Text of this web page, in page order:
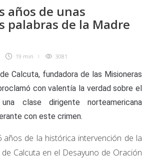
años de unas
palabras de la Madre
19 min 3081
Calcuta, fundadora de las Misioneras
con valentía la verdad sobre el
clase dirigente norteamericana
con este crimen.
años de la histórica intervención de la
Calcuta en el Desayuno de Oración